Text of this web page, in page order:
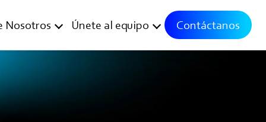
Nosotros Únete al equipo Contáctanos